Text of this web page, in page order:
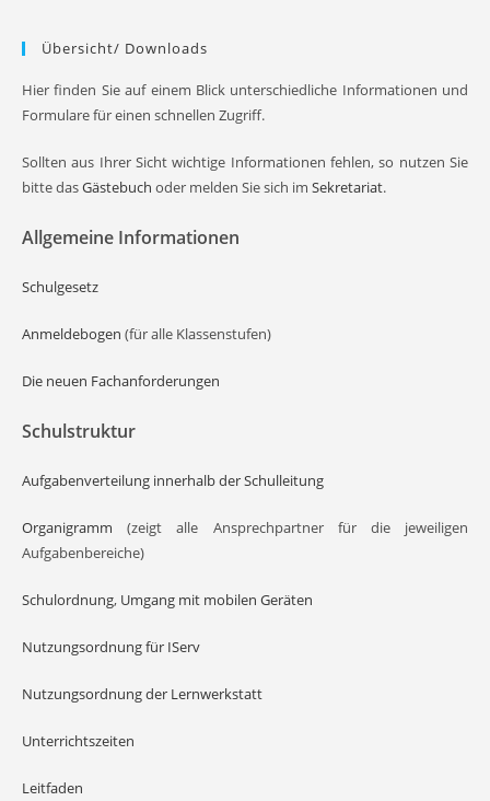
Übersicht/ Downloads
Hier finden Sie auf einem Blick unterschiedliche Informationen und
Formulare für einen schnellen Zugriff.
Sollten aus Ihrer Sicht wichtige Informationen fehlen, so nutzen Sie
bitte dasGästebuch oder melden Sie sich im Sekretariat.
Allgemeine Informationen
Schulgesetz
Anmeldebogen (für alle Klassenstufen)
Die neuen Fachanforderungen
Schulstruktur
Aufgabenverteilung innerhalb der Schulleitung
Organigramm (zeigt alle Ansprechpartner für die jeweiligen
Aufgabenbereiche)
Schulordnung, Umgang mit mobilen Geräten
Nutzungsordnung für IServ
Nutzungsordnung der Lernwerkstatt
Unterrichtszeiten
Leitfaden